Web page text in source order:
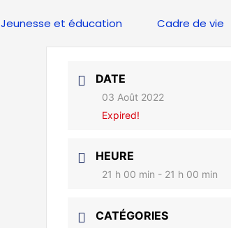
Jeunesse et éducation Cadre de vie
DATE
03 Août 2022
Expired!
HEURE
21 h 00 min - 21 h 00 min
CATÉGORIES